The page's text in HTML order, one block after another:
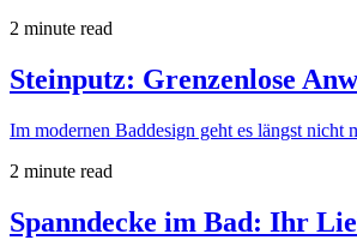
2 minute read
Steinputz: Grenzenlose
Im modernen Baddesign geht es längst
2 minute read
Spanndecke im Bad: Ihr